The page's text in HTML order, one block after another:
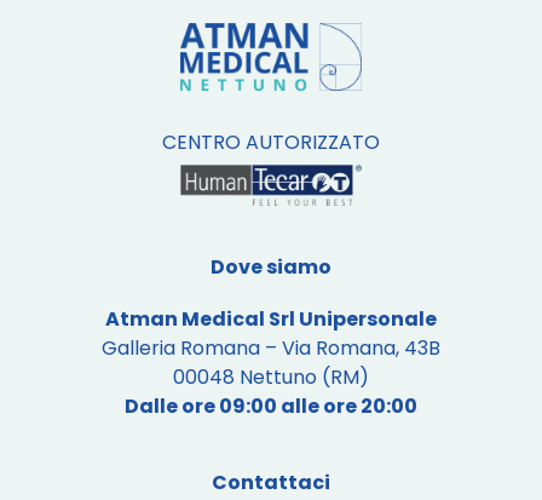
CENTRO AUTORIZZATO
Dove siamo
Atman Medical Srl Unipersonale
Galleria Romana – Via Romana, 43B
00048 Nettuno (RM)
Dalle ore 09:00 alle ore 20:00
Contattaci